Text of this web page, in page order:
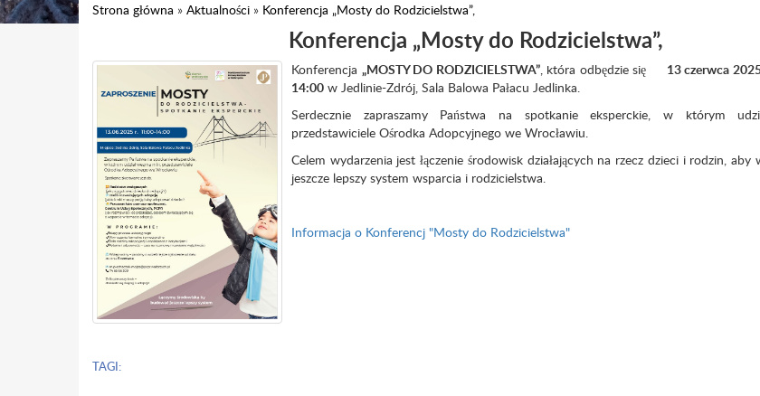
Strona główna » Aktualności » Konferencja „Mosty do Rodzicielstwa”,
Konferencja „Mosty do Rodzicielstwa”,
Konferencja „MOSTY DO RODZICIELSTWA”, która odbędzie się 13 czerwca
14:00 w Jedlinie-Zdrój, Sala Balowa Pałacu Jedlinka.
Serdecznie zapraszamy Państwa na spotkanie eksperckie, w którym
przedstawiciele Ośrodka Adopcyjnego we Wrocławiu.
Celem wydarzenia jest łączenie środowisk działających na rzecz dzieci i rodzin,
jeszcze lepszy system wsparcia i rodzicielstwa.
Informacja o Konferencj "Mosty do Rodzicielstwa"
TAGI: